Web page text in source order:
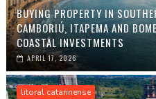
BUYING PROPERTY IN
CAMBORIÚ, ITAPEMA AND
COASTAL INVESTMENTS
APRIL 17, 2026
litoral catarinense